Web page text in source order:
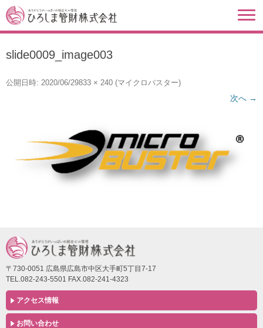
slide0009_image003
公開日時: 2020/06/29833 × 240 (マイクロバスター)
次へ →
〒730-0051 広島県広島市中区大手町5丁目7-17
TEL.082-243-5501 FAX.082-241-4323
アクセス情報
お問い合わせ